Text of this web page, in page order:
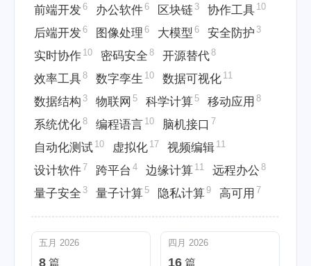
前端开发6 办公软件6 区块链 3 协作工具 10
后端开发6 图像处理 6 大模型 6 安全防护 3
实时协作 10 密码安全 8 开源替代8
效率工具8 数字孪生 10 数据可视化 11
数据结构 3 物联网 5 科学计算 5 移动应用 8
系统优化8 编程语言 10 脑机接口 7
自动化测试 10 虚拟化 17 视频编辑 11
设计软件7 跨平台 4 边缘计算 11 远程办公 8
量子安全 3 量子计算 5 隐私计算9 高可用 7
五月 2026
8 篇
四月 2026
16 篇